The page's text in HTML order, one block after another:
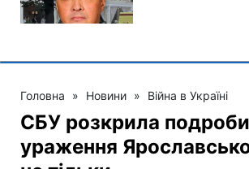
Головна » Новини » Війна в Україні
СБУ розкрила
ураження